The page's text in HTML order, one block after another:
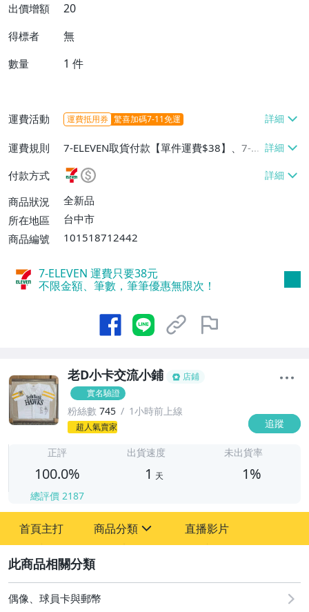
出價增額 20
得標者 無
數量 1 件
運費活動 運費抵用券 驚喜加碼7-11免運
運費規則
7-ELEVEN取貨付款【單件運費$38】、7-EL
EVEN取貨不付款【單件運費$38】、宅配/
貨運【單件運費$60、消費滿$1000免運
費】、郵局掛號【單件運費$31、滿10件或
消費滿$700免運費】、低溫配送【單件運
付款方式
商品狀況
全新品
所在地區
台中市
商品編號
101518712442
7-ELEVEN 運費只要38元
不限金額、筆數，筆筆優惠無限次！
老D小卡交流小鋪
店鋪
實名驗證
粉絲數 745 1小時前上線
超人氣賣家 追蹤
正評
100.0%
總評價 2187
出貨速度
1 天
未出貨率
1%
首頁主打 商品分類
其它
直播影片
偶像、球員卡與郵幣